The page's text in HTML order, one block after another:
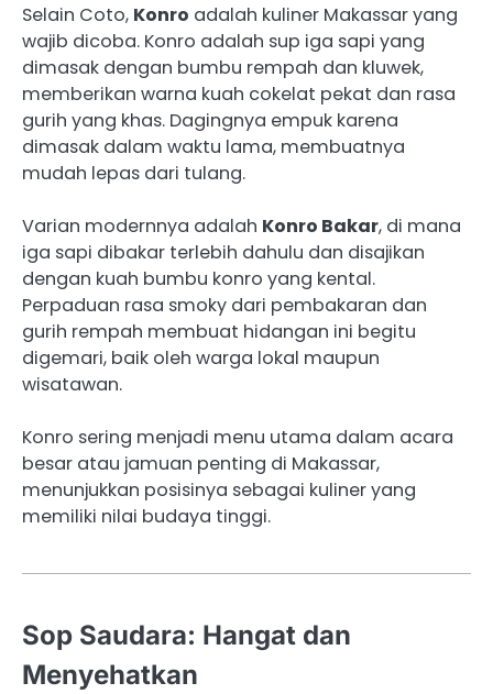
Selain Coto, Konro adalah kuliner Makassar yang
wajib dicoba. Konro adalah sup iga sapi yang
dimasak dengan bumbu rempah dan kluwek,
memberikan warna kuah cokelat pekat dan rasa
gurih yang khas. Dagingnya empuk karena
dimasak dalam waktu lama, membuatnya
mudah lepas dari tulang.
Varian modernnya adalah Konro Bakar, di mana
iga sapi dibakar terlebih dahulu dan disajikan
dengan kuah bumbu konro yang kental.
Perpaduan rasa smoky dari pembakaran dan
gurih rempah membuat hidangan ini begitu
digemari, baik oleh warga lokal maupun
wisatawan.
Konro sering menjadi menu utama dalam acara
besar atau jamuan penting di Makassar,
menunjukkan posisinya sebagai kuliner yang
memiliki nilai budaya tinggi.
Sop Saudara: Hangat dan
Menyehatkan